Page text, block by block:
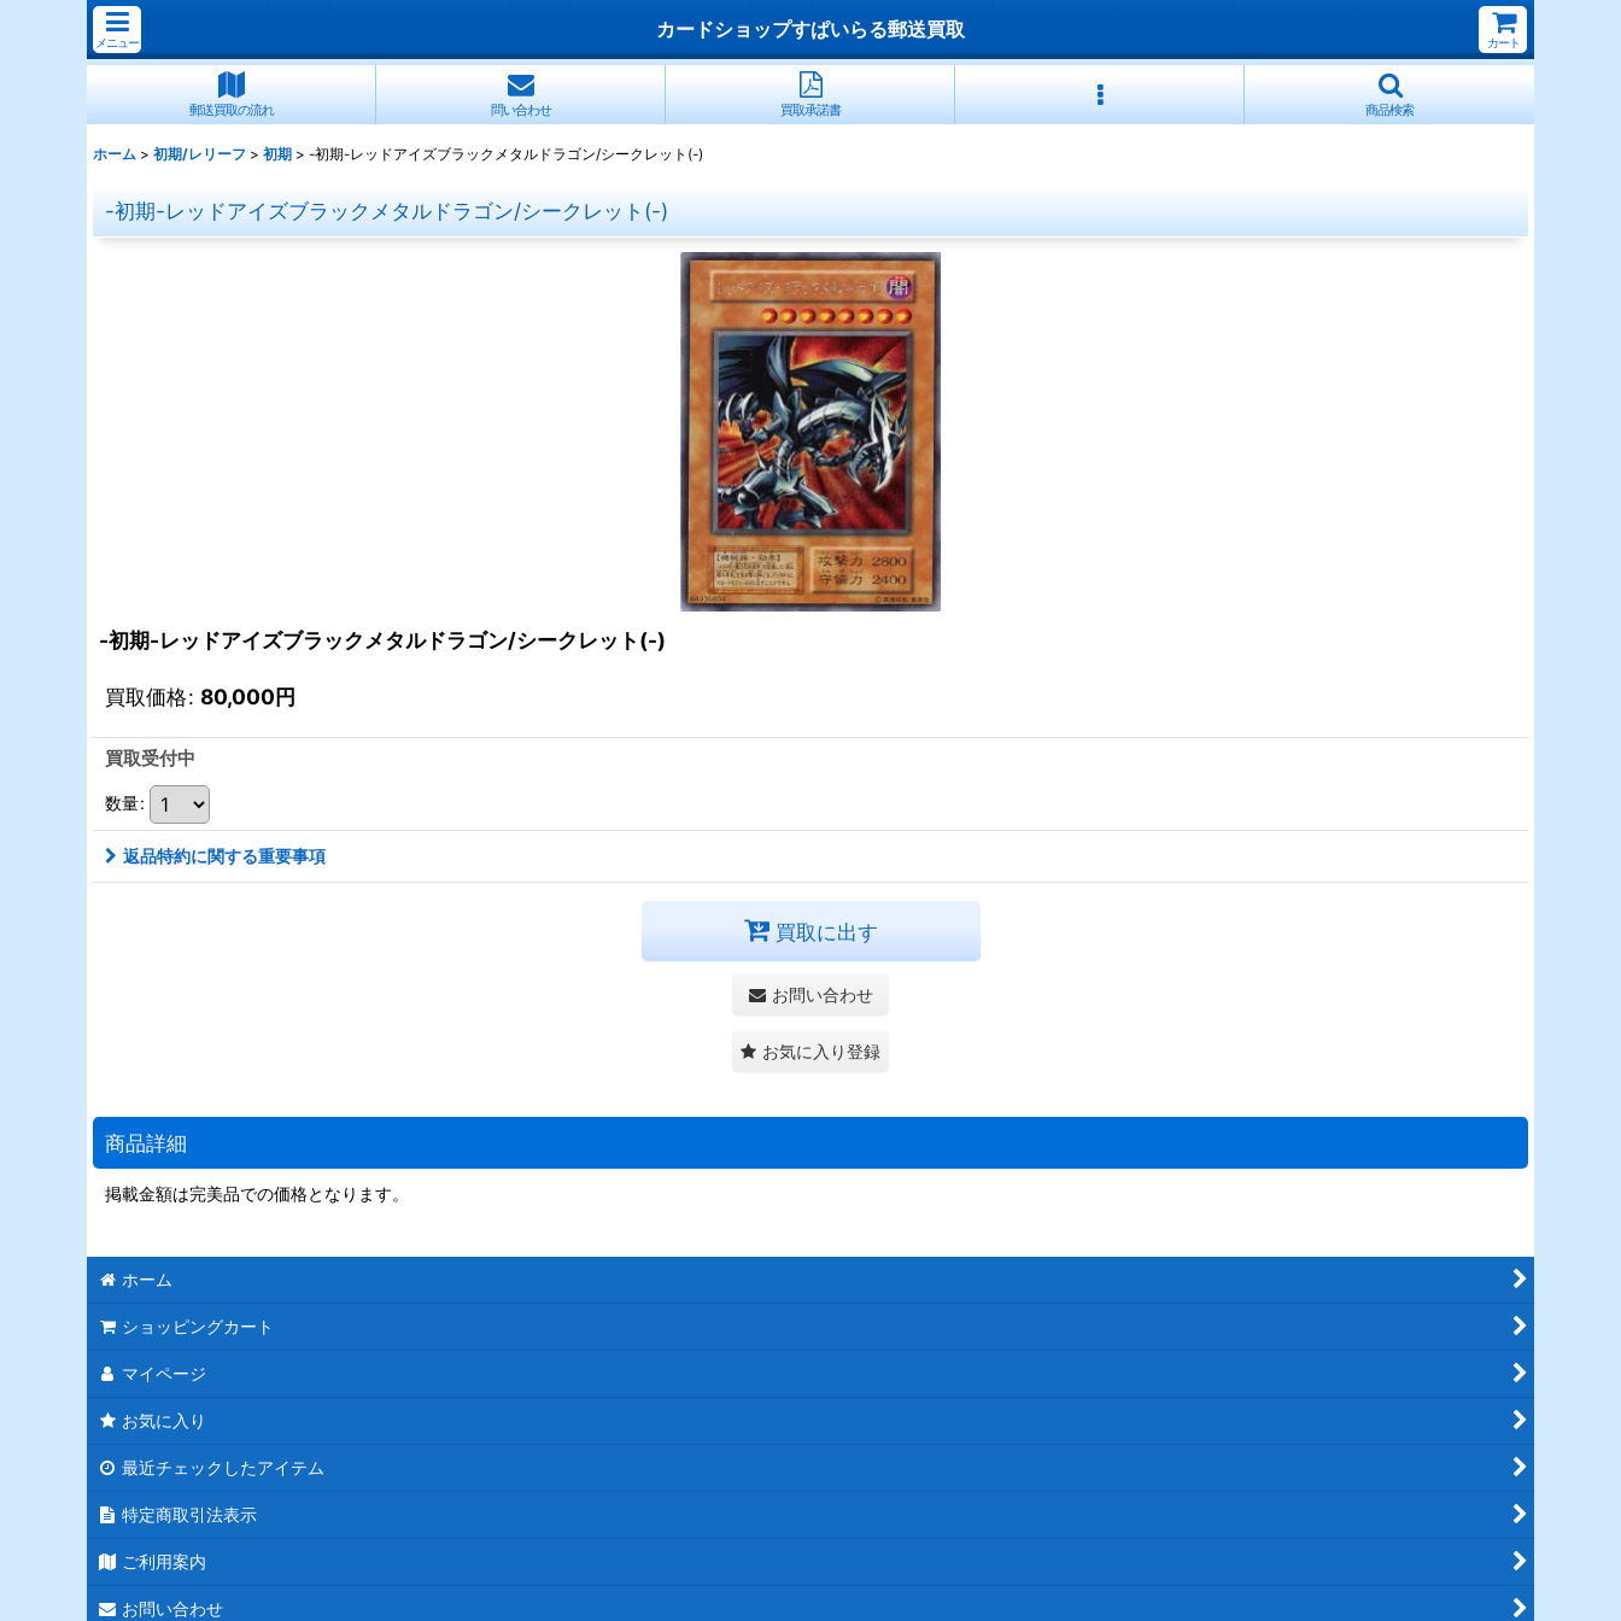
メニュー
カードショップすぱいらる郵送買取
カート
郵送買取の流れ 問い合わせ 買取承諾書 商品検索
ホーム > 初期/レリーフ > 初期 > -初期-レッドアイズブラックメタルドラゴン/シークレット(-)
-初期-レッドアイズブラックメタルドラゴン/シークレット(-)
-初期-レッドアイズブラックメタルドラゴン/シークレット(-)
買取価格: 80,000円
買取受付中
数量:
返品特約に関する重要事項
買取に出す
お問い合わせ
お気に入り登録
商品詳細
掲載金額は完美品での価格となります。
ホーム
ショッピングカート
マイページ
お気に入り
最近チェックしたアイテム
特定商取引法表示
ご利用案内
お問い合わせ